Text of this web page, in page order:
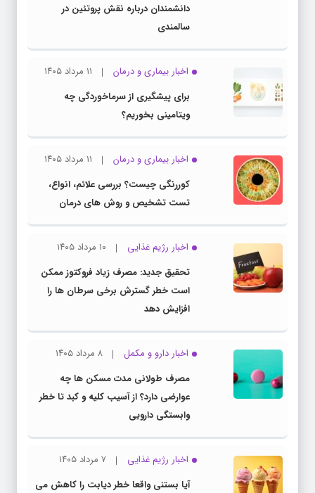
دانشمندان درباره نقش پروتئین در
سالمندی
اخبار بیماری و درمان
۱۱ مرداد ۱۴۰۵
برای پیشگیری از سرماخوردگی چه
ویتامینی بخوریم؟
اخبار بیماری و درمان
۱۱ مرداد ۱۴۰۵
کوررنگی چیست؟ بررسی علائم، انواع،
تست تشخیص و روش های درمان
اخبار رژیم غذایی
۱۰ مرداد ۱۴۰۵
تحقیق جدید: مصرف زیاد فروکتوز ممکن
است خطر گسترش برخی سرطان ها را
افزایش دهد
اخبار دارو و مکمل
۸ مرداد ۱۴۰۵
مصرف طولانی مدت مسکن ها چه
عوارضی دارد؟ از آسیب کلیه و کبد تا خطر
وابستگی دارویی
اخبار رژیم غذایی
۷ مرداد ۱۴۰۵
آیا بستنی واقعا خطر دیابت را کاهش می